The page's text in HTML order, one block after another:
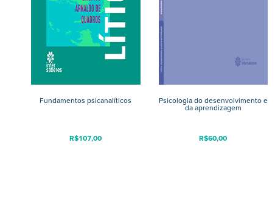
Fundamentos psicanalíticos
R$107,00
Psicologia do desenvolvimento e
da aprendizagem
R$60,00